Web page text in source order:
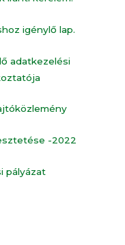
igénylő lap.
adatkezelési
-2022
pályázat